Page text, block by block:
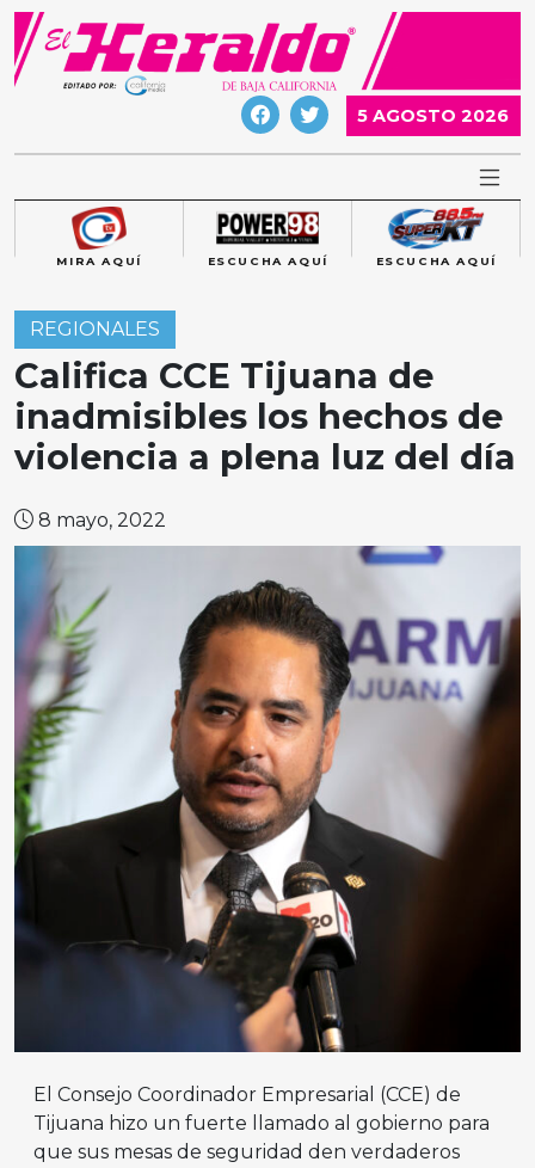
Skip
content
5 AGOSTO 2026
MIRA AQUÍ ESCUCHA AQUÍ ESCUCHA AQUÍ
REGIONALES
Califica CCE Tijuana de
inadmisibles los hechos de
violencia a plena luz del día
8 mayo, 2022
El Consejo Coordinador Empresarial (CCE) de
Tijuana hizo un fuerte llamado al gobierno para
que sus mesas de seguridad den verdaderos